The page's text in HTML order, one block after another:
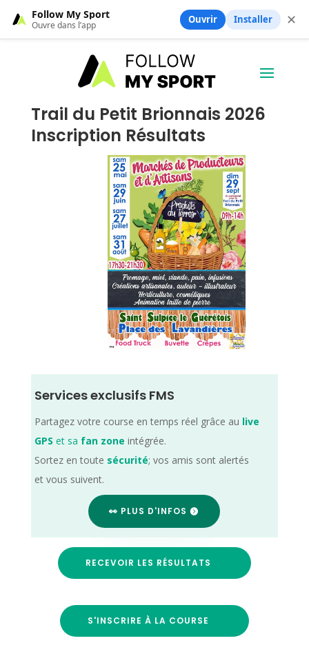
Trail du Petit Brionnais 2026
Inscription Résultats
Services exclusifs FMS
Partagez votre course en temps réel grâce au live
GPS et sa fan zone intégrée.
Sortez en toute sécurité; vos amis sont alertés
et vous suivent.
👀 PLUS D'INFOS
RECEVOIR LES RÉSULTATS
S'INSCRIRE À LA COURSE
Follow My Sport
Ouvre dans l’app Ouvrir Installer ✕